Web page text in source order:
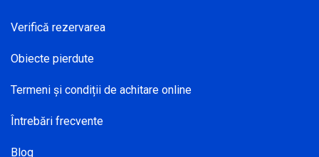
Verifică rezervarea
Obiecte pierdute
Termeni și condiții de achitare online
Întrebări frecvente
Blog